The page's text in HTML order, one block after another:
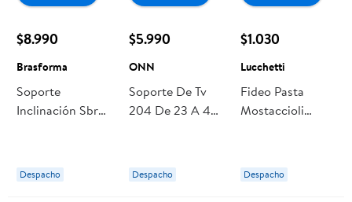
$8.990
Brasforma
Soporte
Inclinación Sbrp
Brasforma
Despacho
$5.990
ONN
Soporte De Tv
204 De 23 A 42
Despacho
$1.030
Lucchetti
Fideo Pasta
Mostaccioli
Despacho